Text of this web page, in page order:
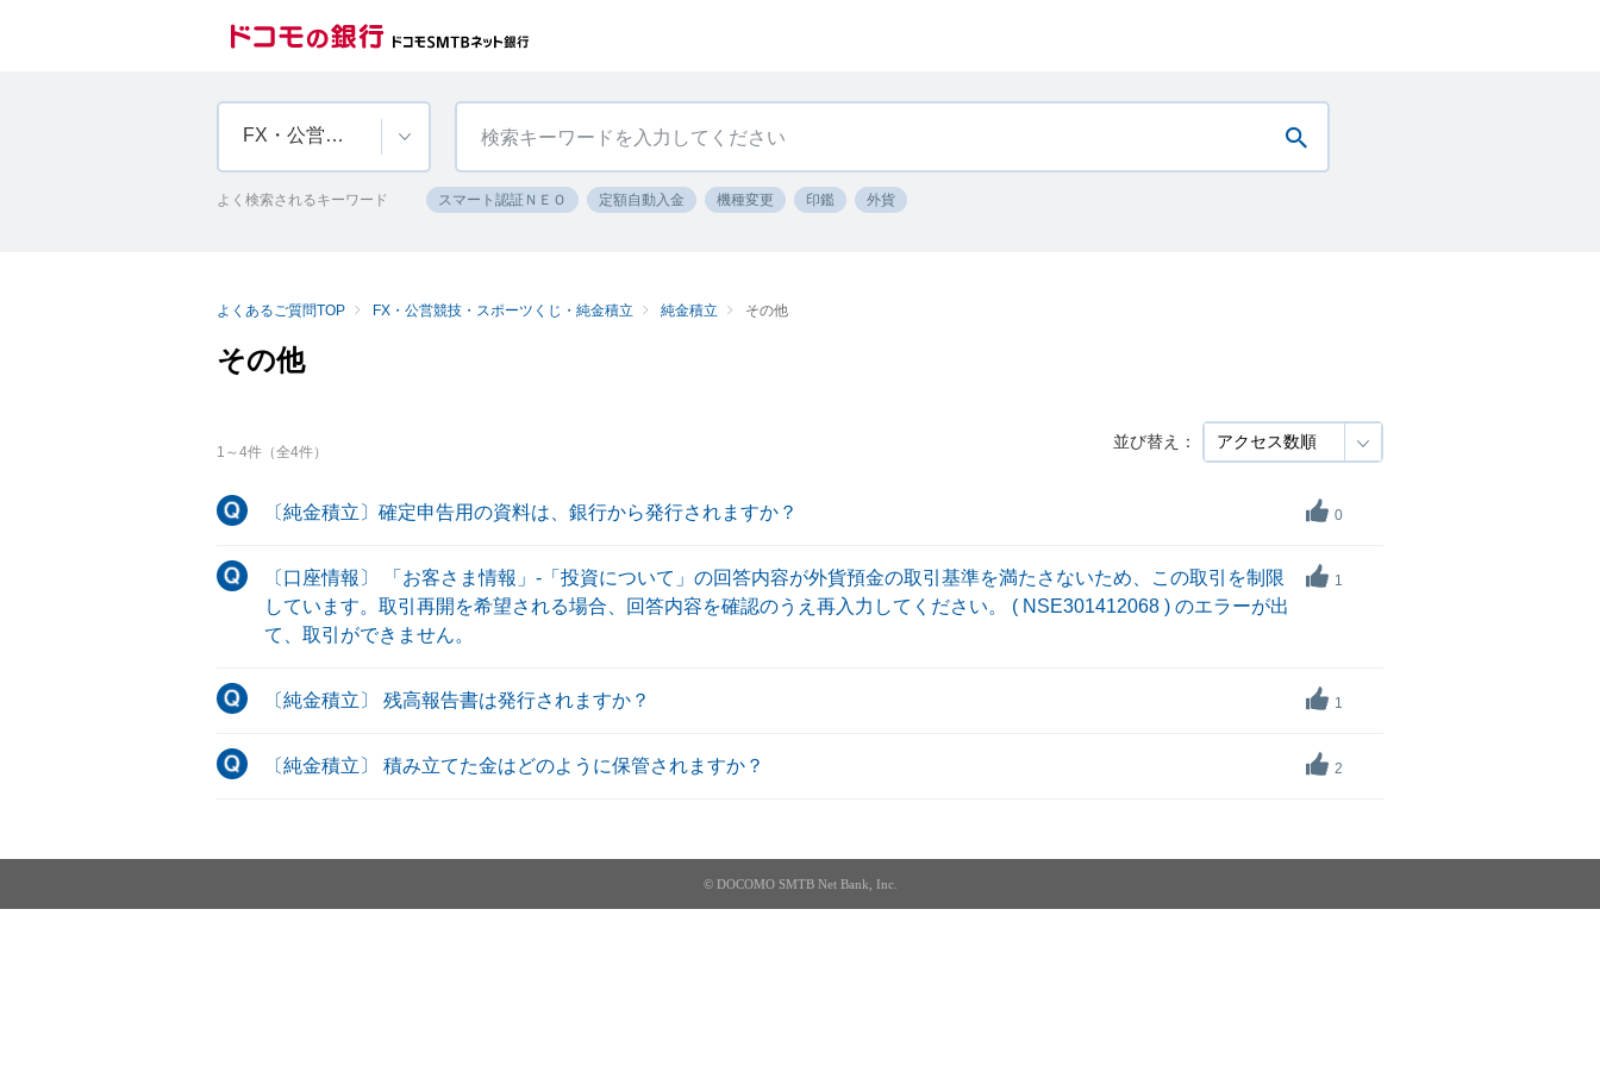
FX・公営競技・スポーツくじ・純金積立
よく検索されるキーワード スマート認証ＮＥＯ 定額自動入金 機種変更 印鑑 外貨
よくあるご質問TOP FX・公営競技・スポーツくじ・純金積立 純金積立 その他
その他
並び替え：
1 ～4件（全4件）
〔純金積立〕確定申告用の資料は、銀行から発行されますか？ 0
〔口座情報〕 「お客さま情報」-「投資について」の回答内容が外貨預金の取引基準を満たさないため、この取引を制限
しています。取引再開を希望される場合、回答内容を確認のうえ再入力してください。 ( NSE301412068 ) のエラーが出
て、取引ができません。
1
〔純金積立〕 残高報告書は発行されますか？ 1
〔純金積立〕 積み立てた金はどのように保管されますか？ 2
© DOCOMO SMTB Net Bank, Inc.